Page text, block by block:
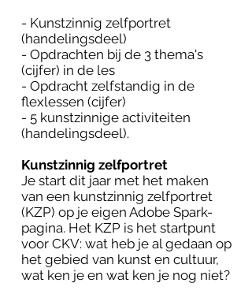
- Kunstzinnig zelfportret
(handelingsdeel)
- Opdrachten bij de 3 thema's
(cijfer) in de les
- Opdracht zelfstandig in de
flexlessen (cijfer)
- 5 kunstzinnige activiteiten
(handelingsdeel).
Kunstzinnig zelfportret
Je start dit jaar met het maken
van een kunstzinnig zelfportret
(KZP) op je eigen Adobe Spark-
pagina. Het KZP is het startpunt
voor CKV: wat heb je al gedaan op
het gebied van kunst en cultuur,
wat ken je en wat ken je nog niet?